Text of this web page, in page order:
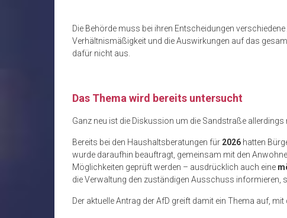
Die Behörde muss bei ihren Entscheidungen
Verhältnismäßigkeit und die Auswirkungen auf das
dafür nicht aus.
Das Thema wird bereits untersucht
Ganz neu ist die Diskussion um die Sandstraße allerdings
Bereits bei den Haushaltsberatungen für 2026 hatten
wurde daraufhin beauftragt, gemeinsam mit den
Möglichkeiten geprüft werden – ausdrücklich auch eine
die Verwaltung den zuständigen Ausschuss informieren,
Der aktuelle Antrag der AfD greift damit ein Thema auf,